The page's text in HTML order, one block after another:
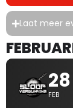
Laat meer
28
FEB